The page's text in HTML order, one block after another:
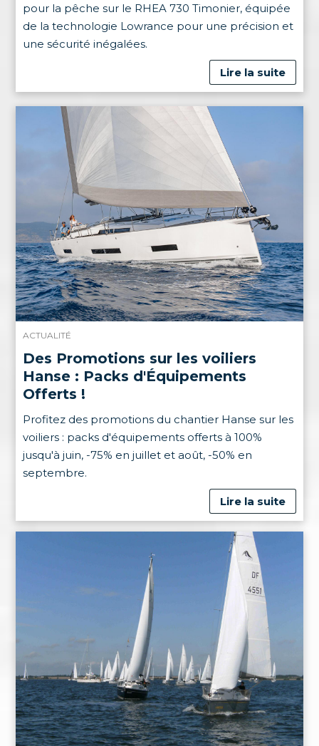
pour la pêche sur le RHEA 730 Timonier, équipée
de la technologie Lowrance pour une précision et
une sécurité inégalées.
Lire la suite
ACTUALITÉ
Des Promotions sur les voiliers
Hanse : Packs d'Équipements
Offerts !
Profitez des promotions du chantier Hanse sur les
voiliers : packs d'équipements offerts à 100%
jusqu'à juin, -75% en juillet et août, -50% en
septembre.
Lire la suite